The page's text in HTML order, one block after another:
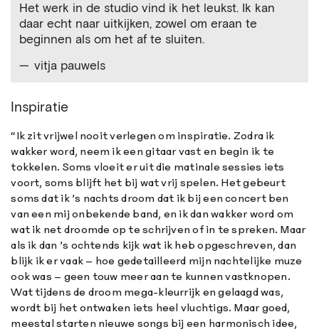
Het werk in de studio vind ik het leukst. Ik kan
daar echt naar uitkijken, zowel om eraan te
beginnen als om het af te sluiten.
vitja pauwels
Inspiratie
“Ik zit vrijwel nooit verlegen om inspiratie. Zodra ik
wakker word, neem ik een gitaar vast en begin ik te
tokkelen. Soms vloeit er uit die matinale sessies iets
voort, soms blijft het bij wat vrij spelen. Het gebeurt
soms dat ik ’s nachts droom dat ik bij een concert ben
van een mij onbekende band, en ik dan wakker word om
wat ik net droomde op te schrijven of in te spreken. Maar
als ik dan ’s ochtends kijk wat ik heb opgeschreven, dan
blijk ik er vaak – hoe gedetailleerd mijn nachtelijke muze
ook was – geen touw meer aan te kunnen vastknopen.
Wat tijdens de droom mega-kleurrijk en gelaagd was,
wordt bij het ontwaken iets heel vluchtigs. Maar goed,
meestal starten nieuwe songs bij een harmonisch idee,